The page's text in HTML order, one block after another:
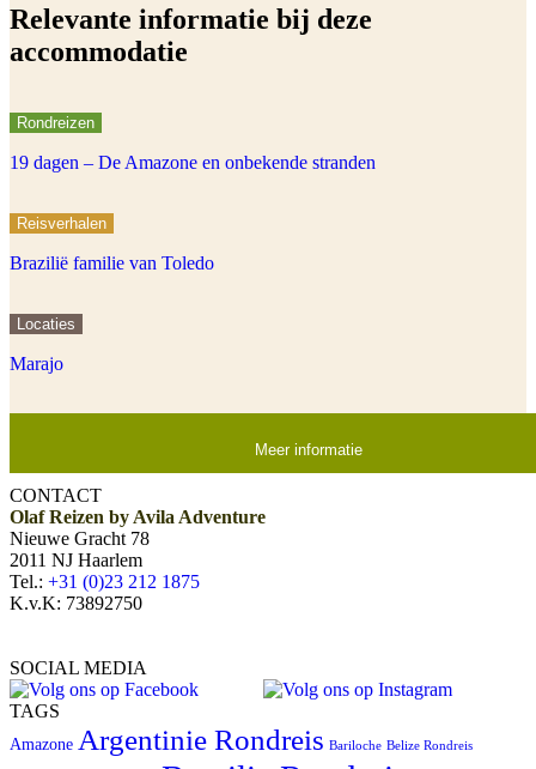
Relevante informatie bij deze
accommodatie
Rondreizen
19 dagen – De Amazone en onbekende stranden
Reisverhalen
Brazilië familie van Toledo
Locaties
Marajo
Meer informatie
CONTACT
Olaf Reizen by Avila Adventure
Nieuwe Gracht 78
2011 NJ Haarlem
Tel.: +31 (0)23 212 1875
K.v.K: 73892750
SOCIAL MEDIA
TAGS
Amazone Argentinie Rondreis Bariloche Belize Rondreis